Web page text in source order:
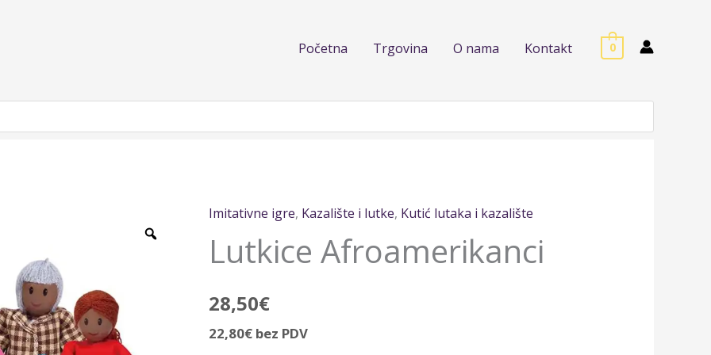
Početna Trgovina O nama Kontakt 0
Imitativne igre, Kazalište i lutke, Kutić lutaka i kazalište
Lutkice Afroamerikanci
28,50€
22,80€ bez PDV
Lutkice
Afroamerikanci
količina